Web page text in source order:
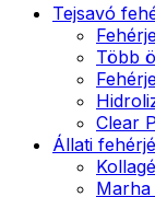
Tejsavó
Több
Clear
Állati